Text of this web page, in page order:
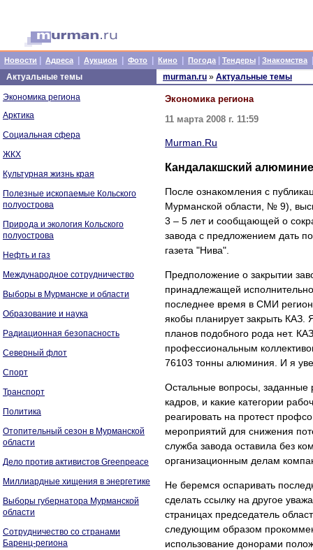
Новости Адреса Аукцион Фото Кино Погода Тендеры Знакомства
Актуальные темы
Экономика региона
Арктика
Социальная сфера
ЖКХ
Культурная жизнь края
Полезные ископаемые Кольского
полуострова
Природа и экология Кольского
полуострова
Нефть и газ
Международное сотрудничество
Выборы в Мурманске и области
Образование и наука
Радиационная безопасность
Северный флот
Спорт
Транспорт
Политика
Отопительный сезон в Мурманской
области
Дело против активистов Greenpeace
Миллиардные хищения в энергетике
Выборы губернатора Мурманской
области
Сотрудничество со странами
Баренц-региона
murman.ru » Актуальные темы
Экономика региона
11 марта 2008 г. 11:59
Murman.Ru
Кандалакшский
После ознакомления с
Мурманской области, № 9),
3 – 5 лет и сообщающей о
завода с предложением дать
газета "Нива".
Предположение о закрытии
принадлежащей
последнее время в СМИ
якобы планирует закрыть КАЗ.
планов подобного рода нет.
профессиональным
76103 тонны алюминия. И я
Остальные вопросы, заданные
кадров, и какие категории
реагировать на протест
мероприятий для снижения
служба завода оставила без
организационным делам
Не беремся оспаривать
сделать ссылку на другое
страницах председатель
следующим образом
использование донорами